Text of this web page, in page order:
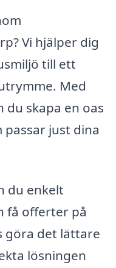
Vi hjälper dig
till ett
Med
skapa en oas
passar just dina
du enkelt
få offerter på
göra det lättare
lösningen